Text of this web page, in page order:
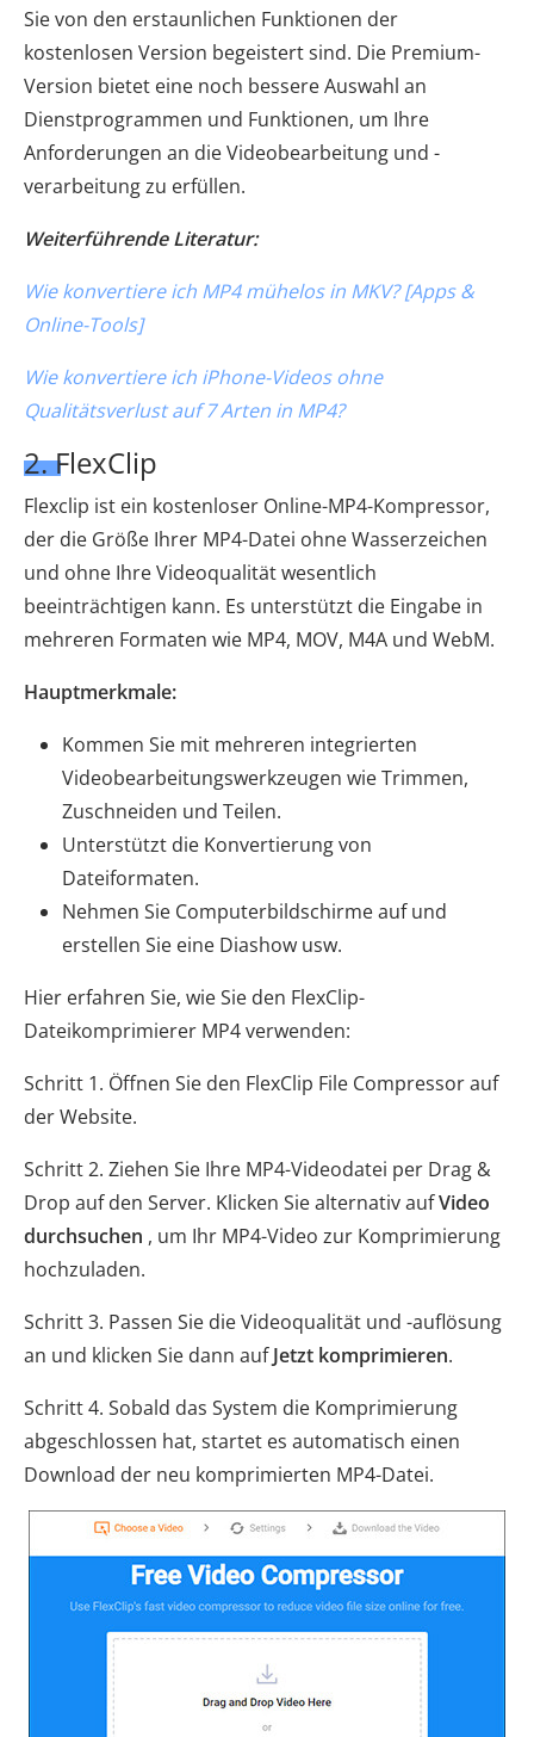
Sie von den erstaunlichen Funktionen der
kostenlosen Version begeistert sind. Die Premium-
Version bietet eine noch bessere Auswahl an
Dienstprogrammen und Funktionen, um Ihre
Anforderungen an die Videobearbeitung und -
verarbeitung zu erfüllen.
Weiterführende Literatur:
Wie konvertiere ich MP4 mühelos in MKV? [Apps &
Online-Tools]
Wie konvertiere ich iPhone-Videos ohne
Qualitätsverlust auf 7 Arten in MP4?
2. FlexClip
Flexclip ist ein kostenloser Online-MP4-Kompressor,
der die Größe Ihrer MP4-Datei ohne Wasserzeichen
und ohne Ihre Videoqualität wesentlich
beeinträchtigen kann. Es unterstützt die Eingabe in
mehreren Formaten wie MP4, MOV, M4A und WebM.
Hauptmerkmale:
Kommen Sie mit mehreren integrierten
Videobearbeitungswerkzeugen wie Trimmen,
Zuschneiden und Teilen.
Unterstützt die Konvertierung von
Dateiformaten.
Nehmen Sie Computerbildschirme auf und
erstellen Sie eine Diashow usw.
Hier erfahren Sie, wie Sie den FlexClip-
Dateikomprimierer MP4 verwenden:
Schritt 1. Öffnen Sie den FlexClip File Compressor auf
der Website.
Schritt 2. Ziehen Sie Ihre MP4-Videodatei per Drag &
Drop auf den Server. Klicken Sie alternativ aufVideo
durchsuchen , um Ihr MP4-Video zur Komprimierung
hochzuladen.
Schritt 3. Passen Sie die Videoqualität und -auflösung
an und klicken Sie dann aufJetzt komprimieren.
Schritt 4. Sobald das System die Komprimierung
abgeschlossen hat, startet es automatisch einen
Download der neu komprimierten MP4-Datei.